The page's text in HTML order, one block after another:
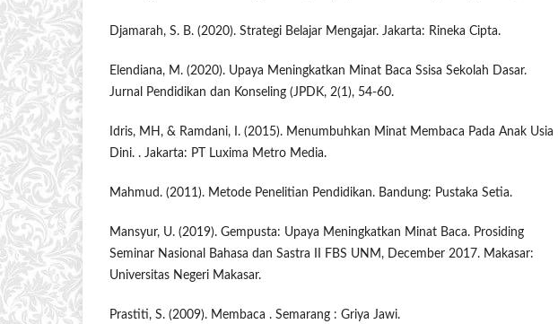
Djamarah, S. B. (2020). Strategi Belajar Mengajar. Jakarta: Rineka Cipta.
Elendiana, M. (2020). Upaya Meningkatkan Minat Baca Ssisa Sekolah Dasar.
Jurnal Pendidikan dan Konseling (JPDK, 2(1), 54-60.
Idris, MH, & Ramdani, I. (2015). Menumbuhkan Minat Membaca Pada Anak Usia
Dini. . Jakarta: PT Luxima Metro Media.
Mahmud. (2011). Metode Penelitian Pendidikan. Bandung: Pustaka Setia.
Mansyur, U. (2019). Gempusta: Upaya Meningkatkan Minat Baca. Prosiding
Seminar Nasional Bahasa dan Sastra II FBS UNM, December 2017. Makasar:
Universitas Negeri Makasar.
Prastiti, S. (2009). Membaca . Semarang : Griya Jawi.